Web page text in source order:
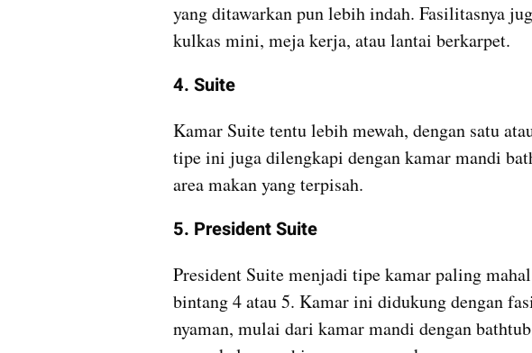
yang ditawarkan pun lebih indah. Fasilitasnya
kulkas mini, meja kerja, atau lantai berkarpet.
4. Suite
Kamar Suite tentu lebih mewah, dengan satu
tipe ini juga dilengkapi dengan kamar mandi
area makan yang terpisah.
5. President Suite
President Suite menjadi tipe kamar paling
bintang 4 atau 5. Kamar ini didukung dengan
nyaman, mulai dari kamar mandi dengan